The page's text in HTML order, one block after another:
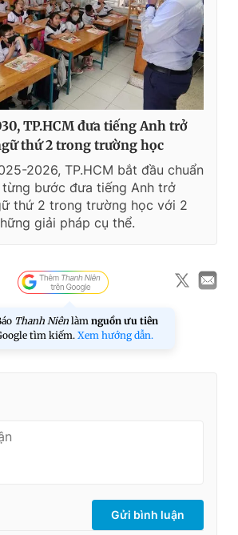
TP.HCM đưa tiếng Anh trở
thứ 2 trong trường học
2026, TP.HCM bắt đầu chuẩn
bước đưa tiếng Anh trở
thứ 2 trong trường học với 2
giải pháp cụ thể.
Thanh Niên làm nguồn ưu tiên
tìm kiếm.Xem hướng dẫn.
Gửi bình luận